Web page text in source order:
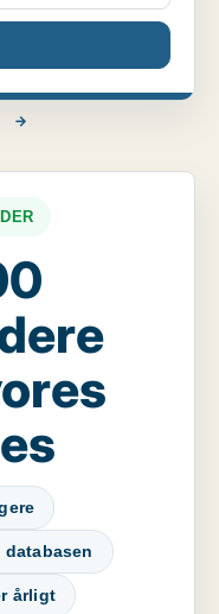
→
databasen
årligt